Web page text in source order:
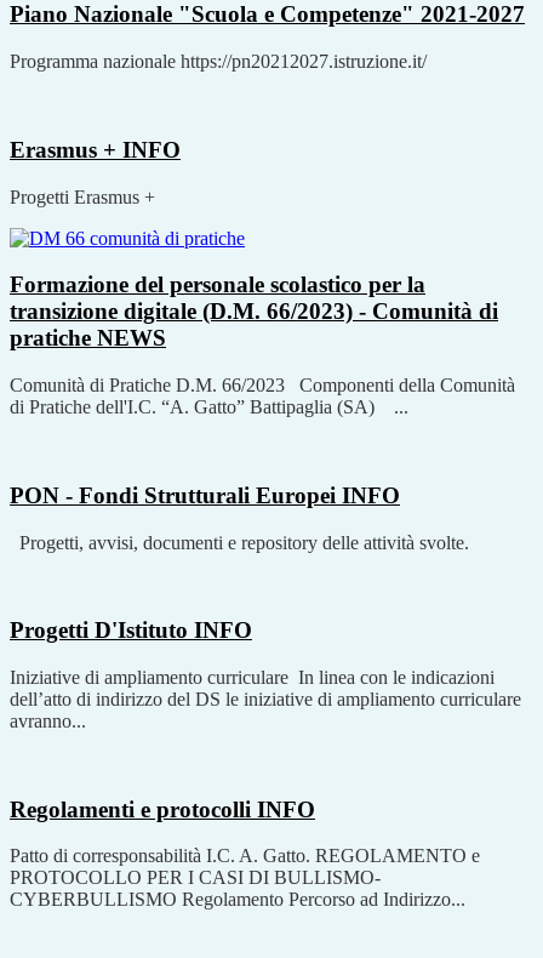
Piano Nazionale "Scuola e Competenze" 2021-2027
Programma nazionale https://pn20212027.istruzione.it/
Erasmus + INFO
Progetti Erasmus +
Formazione del personale scolastico per la
transizione digitale (D.M. 66/2023) - Comunità di
pratiche NEWS
Comunità di Pratiche D.M. 66/2023 Componenti della Comunità
di Pratiche dell'I.C. “A. Gatto” Battipaglia (SA) ...
PON - Fondi Strutturali Europei INFO
Progetti, avvisi, documenti e repository delle attività svolte.
Progetti D'Istituto INFO
Iniziative di ampliamento curriculare In linea con le indicazioni
dell’atto di indirizzo del DS le iniziative di ampliamento curriculare
avranno...
Regolamenti e protocolli INFO
Patto di corresponsabilità I.C. A. Gatto. REGOLAMENTO e
PROTOCOLLO PER I CASI DI BULLISMO-
CYBERBULLISMO Regolamento Percorso ad Indirizzo...